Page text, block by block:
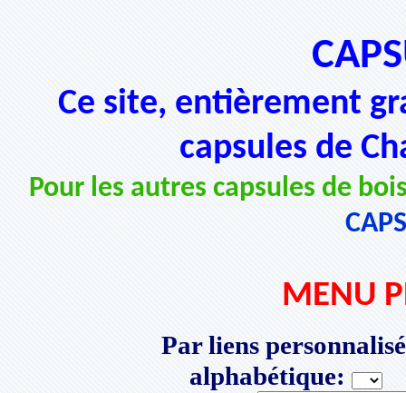
Ce site, entièrement
capsules de
Pour les autres capsules de
MENU
Par liens
alphabétique: